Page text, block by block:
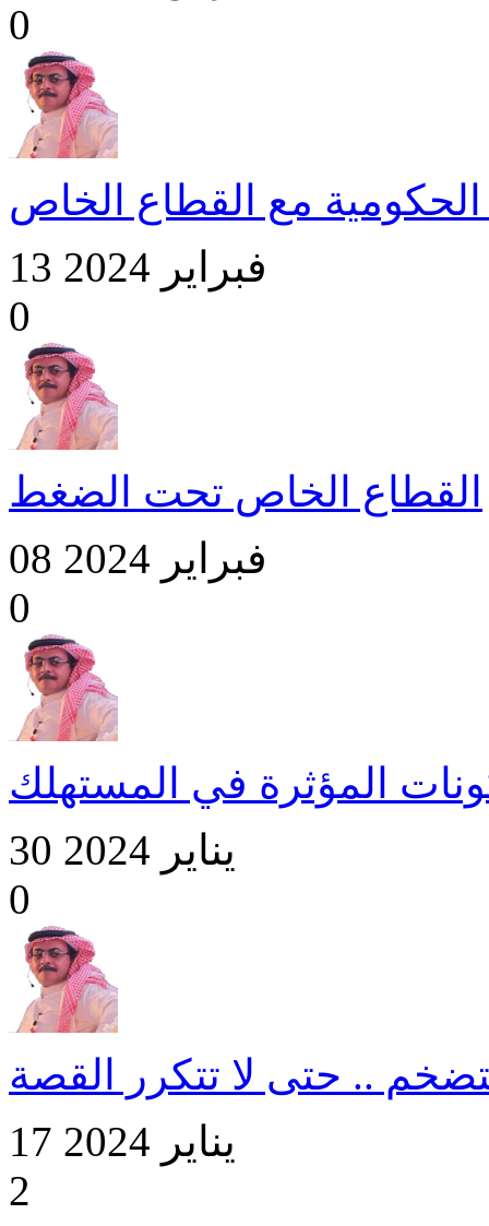
0
مع القطاع الخاص
13 فبراير 2024
0
القطاع الخاص تحت الضغط
08 فبراير 2024
0
المؤثرة في المستهلك
30 يناير 2024
0
.. حتى لا تتكرر القصة
17 يناير 2024
2